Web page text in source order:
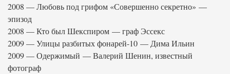
2008 — Любовь под грифом «Совершенно секретно» —
эпизод
2008 — Кто был Шекспиром — граф Эссекс
2009 — Улицы разбитых фонарей-10 — Дима Ильин
2009 — Одержимый — Валерий Шенин, известный
фотограф